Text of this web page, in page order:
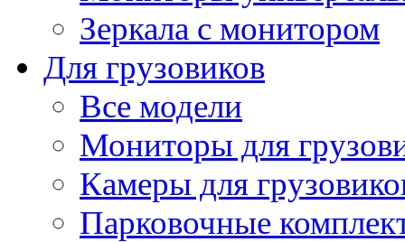
Зеркала с монитором
Для грузовиков
Все модели
Мониторы для
Камеры для
Парковочные